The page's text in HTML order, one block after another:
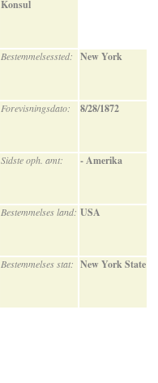
Konsul
Bestemmelsessted: New York
Forevisningsdato: 8/28/1872
Sidste oph. amt: - Amerika
Bestemmelses land: USA
Bestemmelses stat: New York State